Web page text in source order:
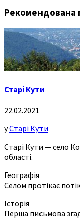
Рекомендована
Старі Кути
22.02.2021
уСтарі Кути
Старі Кути — село
області.
Географія
Селом протікає
Історія
Перша письмова